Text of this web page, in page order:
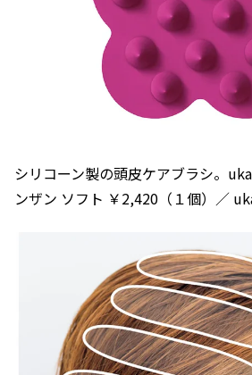
シリコーン製の頭皮ケアブラシ。
ンザン ソフト ￥2,420（１個）／